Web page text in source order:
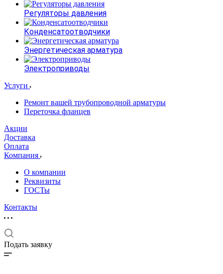
Регуляторы давления
Конденсатоотводчики
Энергетическая арматура
Электроприводы
Услуги
Ремонт вашей трубопроводной арматуры
Переточка фланцев
Акции
Доставка
Оплата
Компания
О компании
Реквизиты
ГОСТы
Контакты
Подать заявку